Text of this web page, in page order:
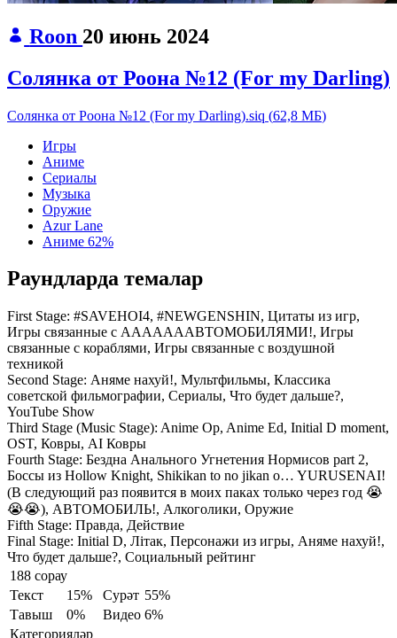
Roon 20 июнь 2024
Солянка от Роона №12 (For my Darling)
Солянка от Роона №12 (For my Darling).siq (62,8 МБ)
Игры
Аниме
Сериалы
Музыка
Оружие
Azur Lane
Аниме 62%
Раундларда темалар
First Stage: #SAVEHOI4, #NEWGENSHIN, Цитаты из игр,
Игры связанные с АААААААВТОМОБИЛЯМИ!, Игры
связанные с кораблями, Игры связанные с воздушной
техникой
Second Stage: Аняме нахуй!, Мультфильмы, Классика
советской фильмографии, Сериалы, Что будет дальше?,
YouTube Show
Third Stage (Music Stage): Anime Op, Anime Ed, Initial D moment,
OST, Ковры, AI Ковры
Fourth Stage: Бездна Анального Угнетения Нормисов part 2,
Боссы из Hollow Knight, Shikikan to no jikan o… YURUSENAI!
(В следующий раз появится в моих паках только через год 😭
😭😭), АВТОМОБИЛЬ!, Алкоголики, Оружие
Fifth Stage: Правда, Действие
Final Stage: Initial D, Лiтак, Персонажи из игры, Аняме нахуй!,
Что будет дальше?, Социальный рейтинг
188 сорау
Текст
15% Сурәт 55%
Тавыш
0% Видео 6%
Категорияләр